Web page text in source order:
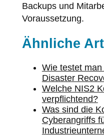
Backups und
Voraussetzung.
Ähnliche
Wie testet
Disaster
Welche NIS2
verpflichtend?
Was sind die
Cyberangriffs